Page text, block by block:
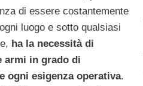
di essere costantemente
luogo e sotto qualsiasi
ha la necessità di
armi in grado di
ogni esigenza operativa.